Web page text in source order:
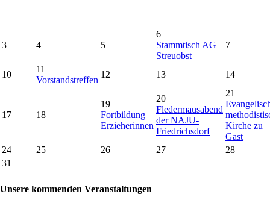
3 4 5
6
Stammtisch AG
Streuobst
7
10
11
Vorstandstreffen
12 13 14
17 18
19
Fortbildung
Erzieherinnen
20
Fledermausabend
der NAJU-
Friedrichsdorf
21
Kirche zu
Gast
24
25 26 27
28
31
Unsere kommenden Veranstaltungen